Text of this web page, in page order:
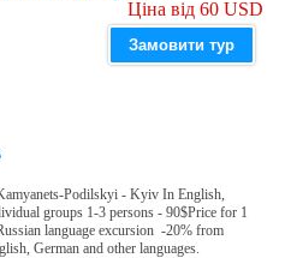
Ціна від 60 USD
Замовити тур
Podilskyi - Kyiv In English,
groups 1-3 persons - 90$Price for 1
language excursion -20% from
German and other languages.